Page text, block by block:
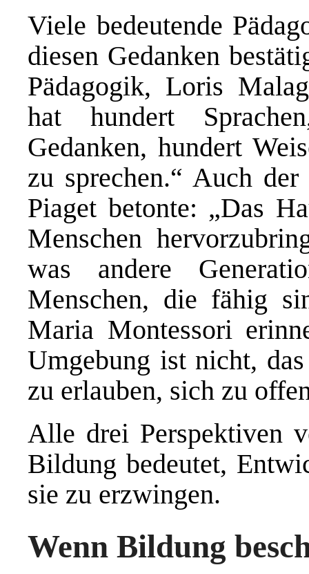
Viele bedeutende
diesen Gedanken
Pädagogik, Loris
hat hundert
Gedanken, hundert
zu sprechen.“ Auch
Piaget betonte: „Das
Menschen
was andere
Menschen, die fähig
Maria Montessori
Umgebung ist nicht,
zu erlauben, sich zu
Alle drei Perspektiven
Bildung bedeutet,
sie zu erzwingen.
Wenn Bildung